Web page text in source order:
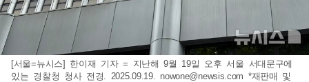
[서울=뉴시스] 한이재 기자 = 지난해 9월 19일 오후 서울 서대문구에
있는 경찰청 청사 전경. 2025.09.19. nowone@newsis.com *재판매 및